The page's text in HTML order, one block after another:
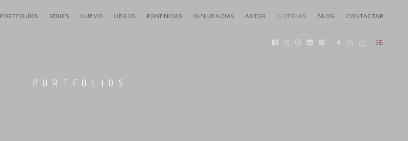
PORTFOLIOS SERIES NUEVO LIBROS PONENCIAS INFLUENCIAS AUTOR NOTICIAS BLOG CONTACTAR
PORTFOLIOS